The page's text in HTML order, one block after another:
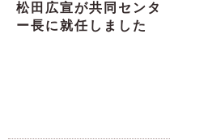
松田広宣が共同センタ
ー長に就任しました